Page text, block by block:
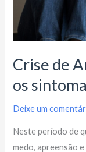
Crise de
os
Deixe um
Neste período de
medo, apreensão